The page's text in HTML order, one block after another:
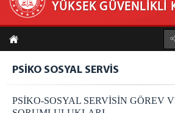
KAPALI CEZA İNFAZ KURUMU
ANASAYFA
KURUMUMUZ
HAKKINDA
PSİKO SOSYAL SERVİS
YÜKSEK GÜVENLİKLİ
PSİKO SOSYAL SERVİS
PSİKO-SOSYAL SERVİSİN GÖREV